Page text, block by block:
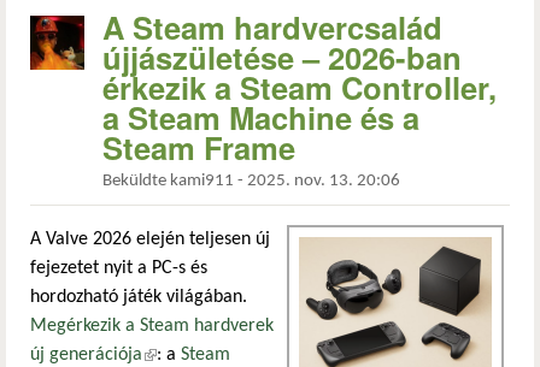
A Steam hardvercsalád
újjászületése – 2026-ban
érkezik a Steam Controller,
a Steam Machine és a
Steam Frame
Beküldte kami911 - 2025. nov. 13. 20:06
A Valve 2026 elején teljesen új
fejezetet nyit a PC-s és
hordozható játék világában.
Megérkezik a Steam hardverek
új generációja(külső hivatkozás)
: a Steam